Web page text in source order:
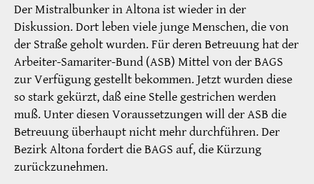
Der Mistralbunker in Altona ist wieder in der
Diskussion. Dort leben viele junge Menschen, die von
der Straße geholt wurden. Für deren Betreuung hat der
Arbeiter-Samariter-Bund (ASB) Mittel von der BAGS
zur Verfügung gestellt bekommen. Jetzt wurden diese
so stark gekürzt, daß eine Stelle gestrichen werden
muß. Unter diesen Voraussetzungen will der ASB die
Betreuung überhaupt nicht mehr durchführen. Der
Bezirk Altona fordert die BAGS auf, die Kürzung
zurückzunehmen.